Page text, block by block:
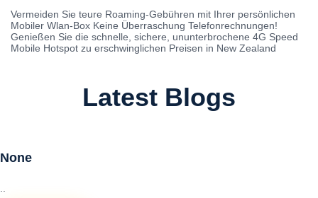
Vermeiden Sie teure Roaming-Gebühren mit Ihrer persönlichen
Mobiler Wlan-Box Keine Überraschung Telefonrechnungen!
Genießen Sie die schnelle, sichere, ununterbrochene 4G Speed ​​
Mobile Hotspot zu erschwinglichen Preisen in New Zealand
Latest Blogs
None